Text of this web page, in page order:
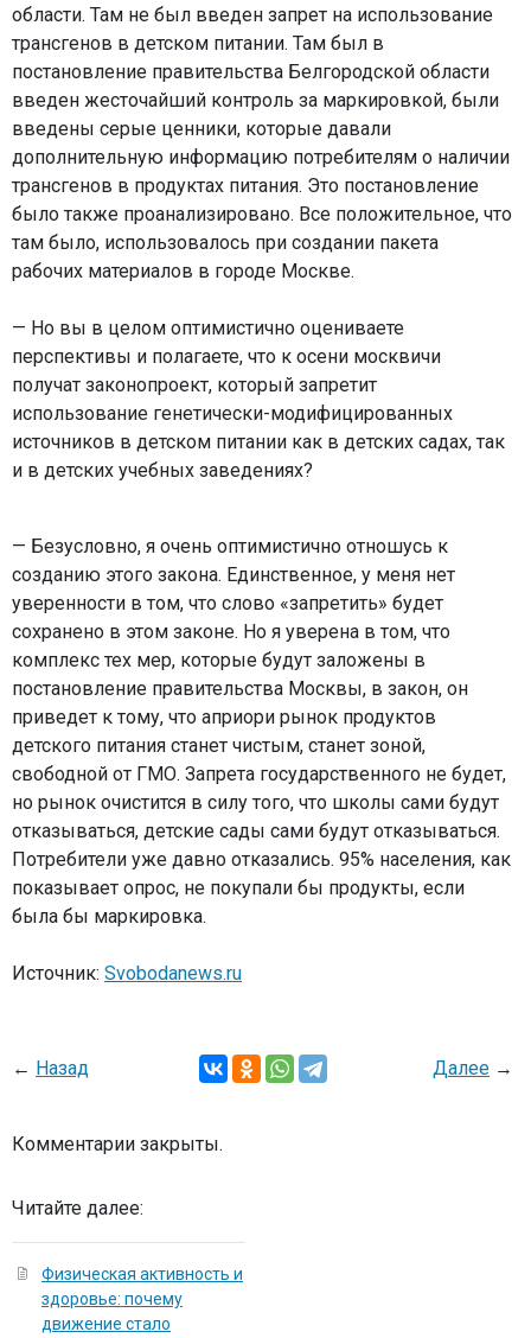
области. Там не был введен запрет на использование
трансгенов в детском питании. Там был в
постановление правительства Белгородской области
введен жесточайший контроль за маркировкой, были
введены серые ценники, которые давали
дополнительную информацию потребителям о наличии
трансгенов в продуктах питания. Это постановление
было также проанализировано. Все положительное, что
там было, использовалось при создании пакета
рабочих материалов в городе Москве.
— Но вы в целом оптимистично оцениваете
перспективы и полагаете, что к осени москвичи
получат законопроект, который запретит
использование генетически-модифицированных
источников в детском питании как в детских садах, так
и в детских учебных заведениях?
— Безусловно, я очень оптимистично отношусь к
созданию этого закона. Единственное, у меня нет
уверенности в том, что слово «запретить» будет
сохранено в этом законе. Но я уверена в том, что
комплекс тех мер, которые будут заложены в
постановление правительства Москвы, в закон, он
приведет к тому, что априори рынок продуктов
детского питания станет чистым, станет зоной,
свободной от ГМО. Запрета государственного не будет,
но рынок очистится в силу того, что школы сами будут
отказываться, детские сады сами будут отказываться.
Потребители уже давно отказались. 95% населения, как
показывает опрос, не покупали бы продукты, если
была бы маркировка.
Источник: Svobodanews.ru
← Назад Далее →
Комментарии закрыты.
Читайте далее:
Физическая активность и
здоровье: почему
движение стало